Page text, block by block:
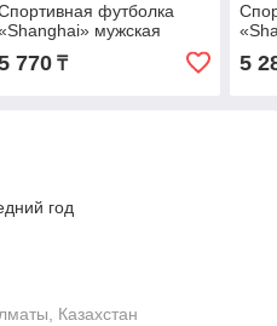
футболка
мужская
770₸ 5
год
Казахстан